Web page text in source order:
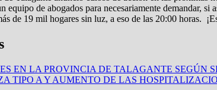
de abogados para necesariamente demandar,
de 19 mil hogares sin luz, a eso de las 20:00 horas.
EN LA PROVINCIA DE TALAGANTE SEGÚN
TIPO A Y AUMENTO DE LAS